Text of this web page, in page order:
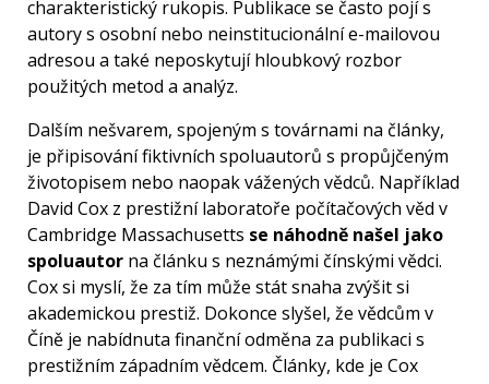
charakteristický rukopis. Publikace se často pojí s
autory s osobní nebo neinstitucionální e-mailovou
adresou a také neposkytují hloubkový rozbor
použitých metod a analýz.
Dalším nešvarem, spojeným s továrnami na články,
je připisování fiktivních spoluautorů s propůjčeným
životopisem nebo naopak vážených vědců. Například
David Cox z prestižní laboratoře počítačových věd v
Cambridge Massachusetts se náhodně našel jako
spoluautor na článku s neznámými čínskými vědci.
Cox si myslí, že za tím může stát snaha zvýšit si
akademickou prestiž. Dokonce slyšel, že vědcům v
Číně je nabídnuta finanční odměna za publikaci s
prestižním západním vědcem. Články, kde je Cox